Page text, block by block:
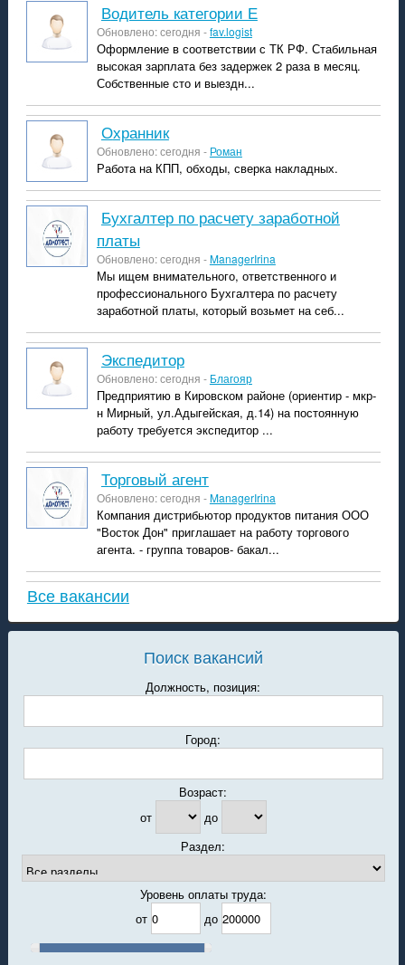
водитель категории Е
Обновлено: сегодня -fav.logist
Оформление в соответствии с ТК РФ. Стабильная
высокая зарплата без задержек 2 раза в месяц.
Собственные сто и выездн...
охранник
Обновлено: сегодня - Роман
Работа на КПП, обходы, сверка накладных.
Бухгалтер по расчету заработной
платы
Обновлено: сегодня -ManagerIrina
Мы ищем внимательного, ответственного и
профессионального Бухгалтера по расчету
заработной платы, который возьмет на себ...
экспедитор
Обновлено: сегодня - Благояр
Предприятию в Кировском районе (ориентир - мкр-
н Мирный, ул.Адыгейская, д.14) на постоянную
работу требуется экспедитор ...
Торговый агент
Обновлено: сегодня -ManagerIrina
Компания дистрибьютор продуктов питания ООО
"Восток Дон" приглашает на работу торгового
агента. - группа товаров- бакал...
Все вакансии
Поиск вакансий
Должность, позиция:
Город:
Возраст:
от
до
Раздел:
Уровень оплаты труда:
от
до